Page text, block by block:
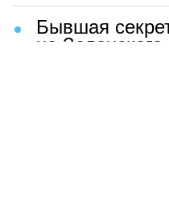
Бывшая
на